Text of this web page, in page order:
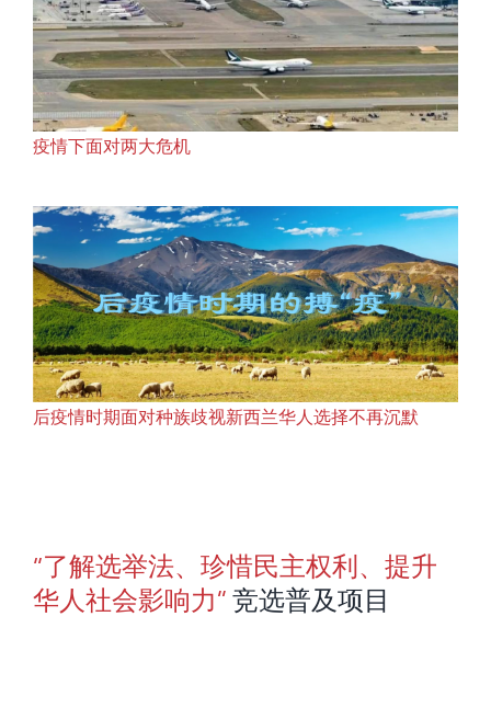
疫情下面对两大危机
后疫情时期面对种族歧视新西兰华人选择不再沉默
“了解选举法、珍惜民主权利、提升
华人社会影响力” 竞选普及项目